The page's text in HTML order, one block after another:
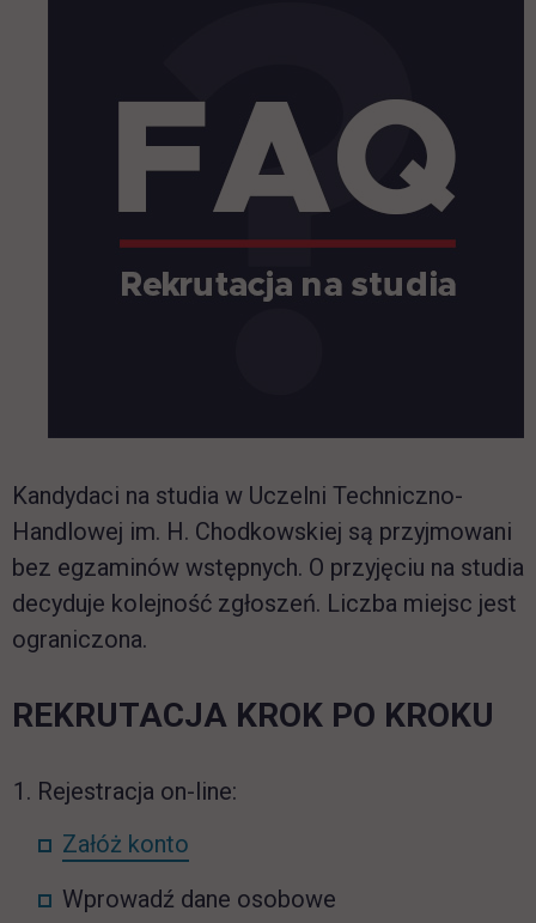
Kandydaci na studia w Uczelni Techniczno-
Handlowej im. H. Chodkowskiej są przyjmowani
bez egzaminów wstępnych. O przyjęciu na studia
decyduje kolejność zgłoszeń. Liczba miejsc jest
ograniczona.
REKRUTACJA KROK PO KROKU
Rejestracja on-line:
Załóż konto
Wprowadź dane osobowe